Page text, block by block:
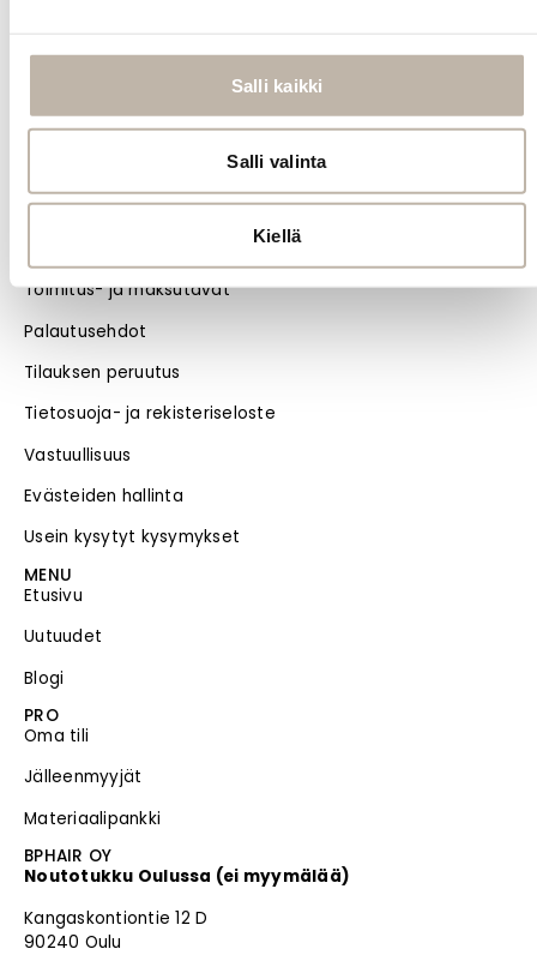
Salli kaikki
Salli valinta
Kiellä
suojakäsineitä.
Kysy
Toimitus- ja maksutavat
Palautusehdot
Tilauksen peruutus
Tietosuoja- ja rekisteriseloste
Vastuullisuus
Evästeiden hallinta
Usein kysytyt kysymykset
MENU
Etusivu
Uutuudet
Blogi
PRO
Oma tili
Jälleenmyyjät
Materiaalipankki
BPHAIR OY
Noutotukku Oulussa (ei myymälää)
Kangaskontiontie 12 D
90240 Oulu